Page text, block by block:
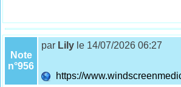
Note
n°956
par Lily le 14/07/2026 06:27
https://